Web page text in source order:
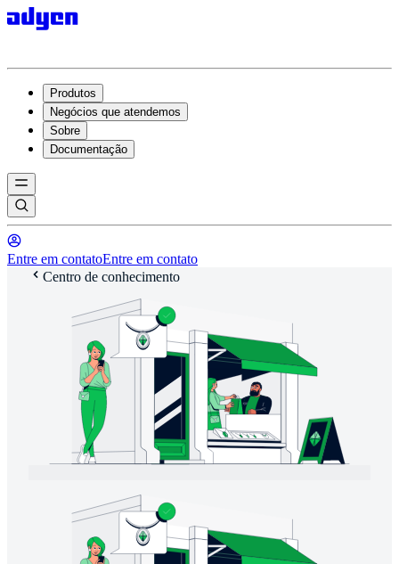
Produtos
Negócios que atendemos
Sobre
Documentação
Entre em contatoEntre em contato
Centro de conhecimento